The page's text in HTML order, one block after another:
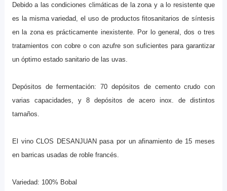
Debido a las condiciones climáticas de la zona y a lo resistente que
es la misma variedad, el uso de productos fitosanitarios de síntesis
en la zona es prácticamente inexistente. Por lo general, dos o tres
tratamientos con cobre o con azufre son suficientes para garantizar
un óptimo estado sanitario de las uvas.
Depósitos de fermentación: 70 depósitos de cemento crudo con
varias capacidades, y 8 depósitos de acero inox. de distintos
tamaños.
El vino CLOS DESANJUAN pasa por un afinamiento de 15 meses
en barricas usadas de roble francés.
Variedad: 100% Bobal